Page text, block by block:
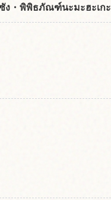
ง・พิพิธภัณฑ์นะมะฮะเกะ